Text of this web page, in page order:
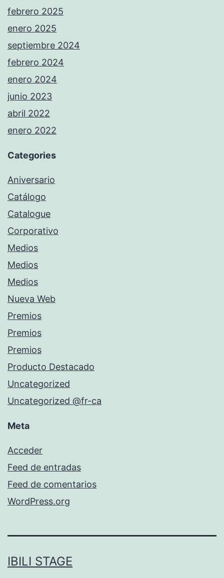
febrero 2025
enero 2025
septiembre 2024
febrero 2024
enero 2024
junio 2023
abril 2022
enero 2022
Categories
Aniversario
Catálogo
Catalogue
Corporativo
Medios
Medios
Medios
Nueva Web
Premios
Premios
Premios
Producto Destacado
Uncategorized
Uncategorized @fr-ca
Meta
Acceder
Feed de entradas
Feed de comentarios
WordPress.org
IBILI STAGE